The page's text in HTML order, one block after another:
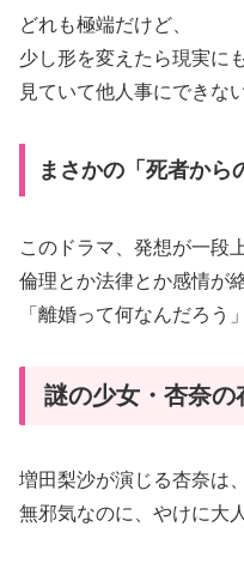
どれも極端だけど、
少し形を変えたら現実に
見ていて他人事にできない
まさかの「死者から
このドラマ、発想が一段上
倫理とか法律とか感情が
「離婚って何なんだろう
謎の少女・杏奈の
増田梨沙が演じる杏奈は、
無邪気なのに、やけに大